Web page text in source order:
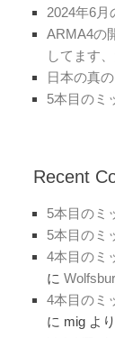
2024年6月
ARMA4の
してます
日本の真
5本目のミ
Recent
5本目のミ
5本目のミ
4本目のミ
に
4本目のミ
に mig より